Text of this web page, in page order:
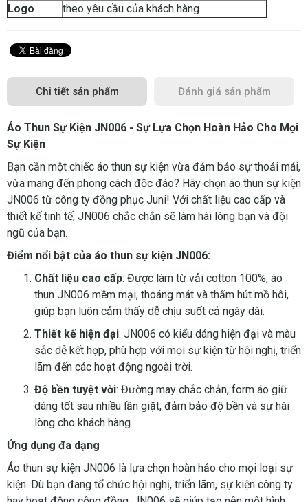
Logo
theo yêu cầu của khách hàng
Chi tiết sản phẩm Đánh giá sản phẩm
Áo Thun Sự Kiện JN006 - Sự Lựa Chọn Hoàn Hảo Cho Mọi
Sự Kiện
Bạn cần một chiếc áo thun sự kiện vừa đảm bảo sự thoải mái,
vừa mang đến phong cách độc đáo? Hãy chọn áo thun sự kiện
JN006 từ công ty đồng phục Juni! Với chất liệu cao cấp và
thiết kế tinh tế, JN006 chắc chắn sẽ làm hài lòng bạn và đội
ngũ của bạn.
Điểm nổi bật của áo thun sự kiện JN006:
Chất liệu cao cấp: Được làm từ vải cotton 100%, áo
thun JN006 mềm mại, thoáng mát và thấm hút mồ hôi,
giúp bạn luôn cảm thấy dễ chịu suốt cả ngày dài.
Thiết kế hiện đại: JN006 có kiểu dáng hiện đại và màu
sắc dễ kết hợp, phù hợp với mọi sự kiện từ hội nghị, triển
lãm đến các hoạt động ngoài trời.
Độ bền tuyệt vời: Đường may chắc chắn, form áo giữ
dáng tốt sau nhiều lần giặt, đảm bảo độ bền và sự hài
lòng cho khách hàng.
Ứng dụng đa dạng
Áo thun sự kiện JN006 là lựa chọn hoàn hảo cho mọi loại sự
kiện. Dù bạn đang tổ chức hội nghị, triển lãm, sự kiện công ty